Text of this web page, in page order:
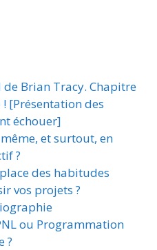
Brian Tracy. Chapitre
[Présentation des
échouer]
et surtout, en
?
des habitudes
vos projets ?
ou Programmation
?